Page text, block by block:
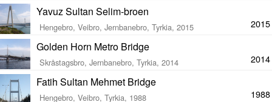
Yavuz Sultan Selim-broen
Hengebro, Veibro, Jernbanebro, Tyrkia, 2015 2015
Golden Horn Metro Bridge
Skråstagsbro, Jernbanebro, Tyrkia, 2014 2014
Fatih Sultan Mehmet Bridge
Hengebro, Veibro, Tyrkia, 1988 1988